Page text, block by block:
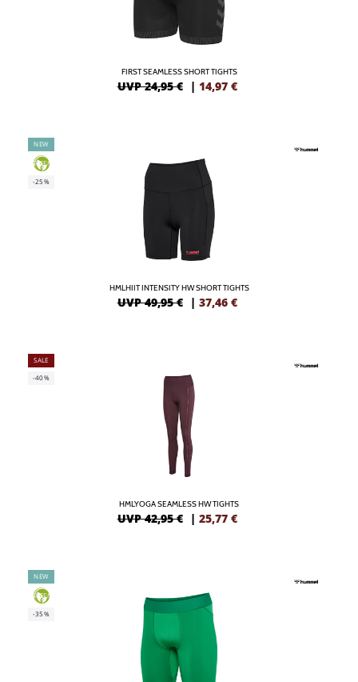
FIRST SEAMLESS SHORT TIGHTS
UVP 24,95 € | 14,97 €
NEW
GREEN
-25%
HMLHIIT INTENSITY HW SHORT TIGHTS
UVP 49,95 € | 37,46 €
SALE
-40%
HMLYOGA SEAMLESS HW TIGHTS
UVP 42,95 € | 25,77 €
NEW
GREEN
-35%